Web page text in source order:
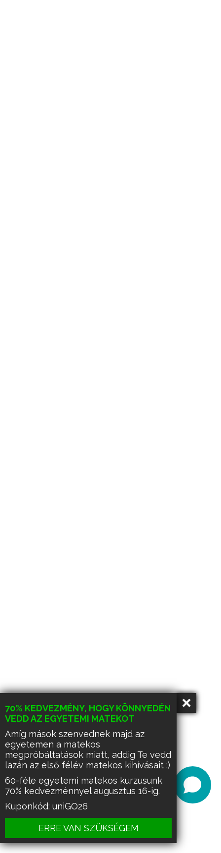
70% KEDVEZMÉNY, HOGY KÖNNYEDÉN
VEDD AZ EGYETEMI MATEKOT
Amíg mások szenvednek majd az
egyetemen a matekos
megpróbáltatások miatt, addig Te vedd
lazán az első félév matekos kihívásait :)
60-féle egyetemi matekos kurzusunk
70% kedvezménnyel augusztus 16-ig.
Kuponkód: uniGO26
ERRE VAN SZÜKSÉGEM